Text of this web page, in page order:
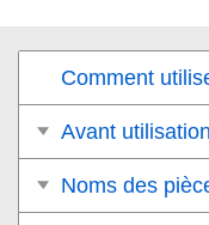
Comment
Avant utilisation
Noms des